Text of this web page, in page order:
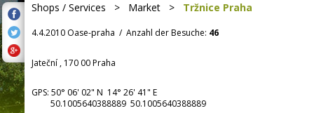
Shops / Services > Market > Tržnice Praha
4.4.2010 Oase-praha / Anzahl der Besuche: 46
Jateční , 170 00 Praha
GPS: 50° 06' 02" N 14° 26' 41" E
50.1005640388889 50.1005640388889